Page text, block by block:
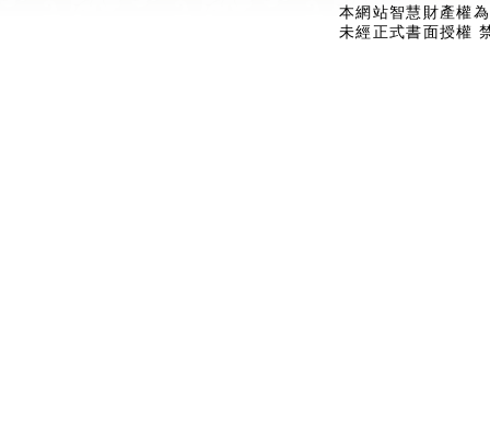
本網站智慧財產權
未經正式書面授權